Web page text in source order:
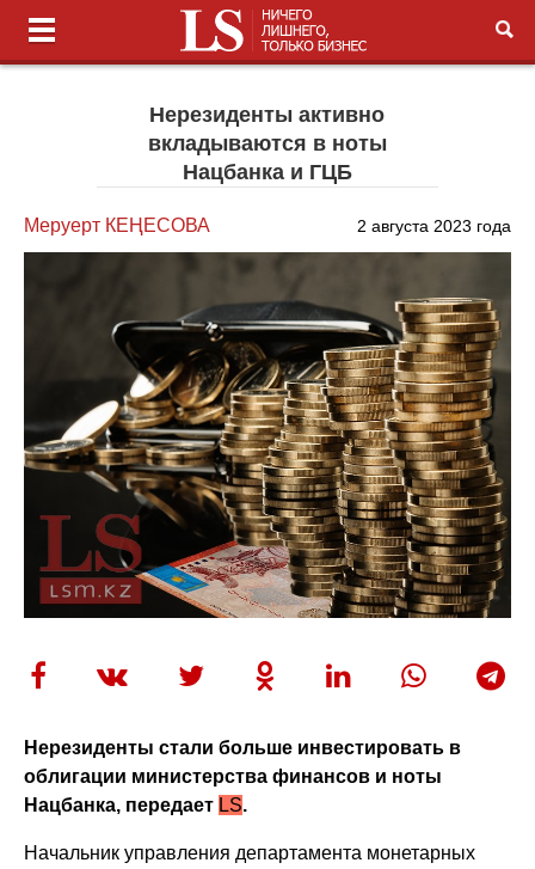
Нерезиденты активно
вкладываются в ноты
Нацбанка и ГЦБ
Меруерт КЕҢЕСОВА 2 августа 2023 года
Нерезиденты стали больше инвестировать в
облигации министерства финансов и ноты
Нацбанка, передает LS.
Начальник управления департамента монетарных